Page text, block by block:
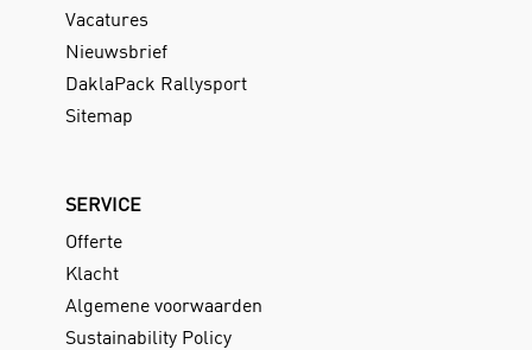
Vacatures
Nieuwsbrief
DaklaPack Rallysport
Sitemap
SERVICE
Offerte
Klacht
Algemene voorwaarden
Sustainability Policy